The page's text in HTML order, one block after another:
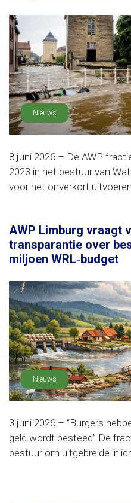
Nieuws
8 juni 2026 – De AWP
2023 in het bestuur van
voor het onverkort
AWP Limburg vraagt
transparantie over
miljoen WRL‑budget
Nieuws
3 juni 2026 – “Burgers
geld wordt besteed” De
bestuur om uitgebreide